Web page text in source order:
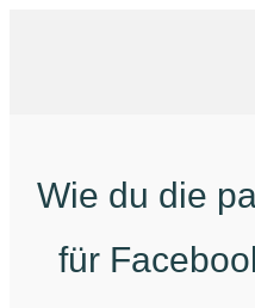
Wie du die
für